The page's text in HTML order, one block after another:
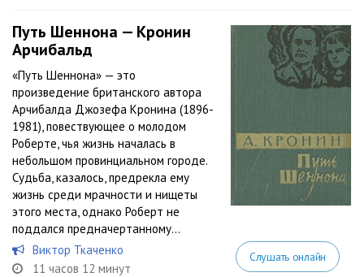
Путь Шеннона — Кронин
Арчибальд
«Путь Шеннона» — это
произведение британского автора
Арчибалда Джозефа Кронина (1896-
1981), повествующее о молодом
Роберте, чья жизнь началась в
небольшом провинциальном городе.
Судьба, казалось, предрекла ему
жизнь среди мрачности и нищеты
этого места, однако Роберт не
поддался предначертанному...
Виктор Ткаченко
11 часов 12 минут
Слушать онлайн